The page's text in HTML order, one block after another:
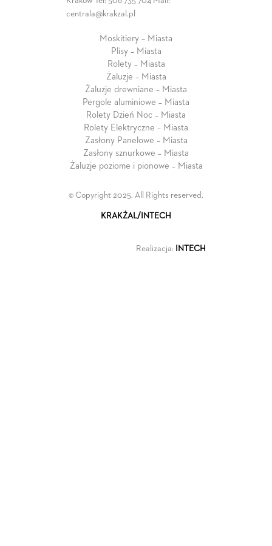
centrala@krakzal.pl
Moskitiery – Miasta
Plisy – Miasta
Rolety – Miasta
Żaluzje – Miasta
Żaluzje drewniane – Miasta
Pergole aluminiowe – Miasta
Rolety Dzień Noc – Miasta
Rolety Elektryczne – Miasta
Zasłony Panelowe – Miasta
Zasłony sznurkowe – Miasta
Żaluzje poziome i pionowe – Miasta
© Copyright 2025. All Rights reserved.
KRAKŻAL/INTECH
Realizacja: INTECH